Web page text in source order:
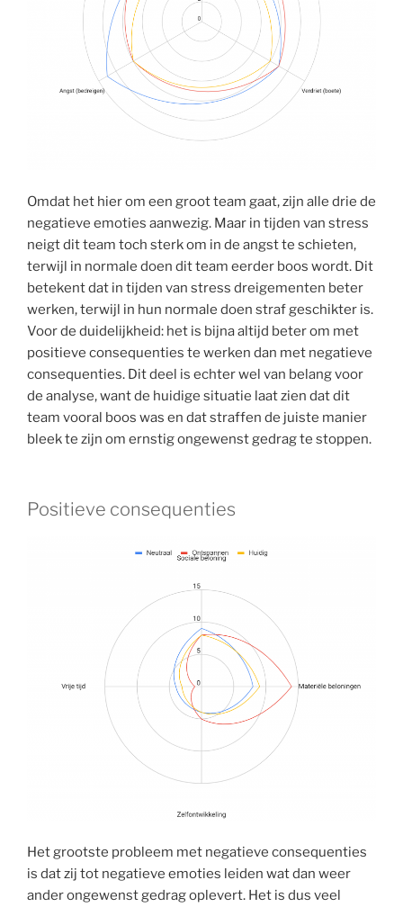
Omdat het hier om een groot team gaat, zijn alle drie de
negatieve emoties aanwezig. Maar in tijden van stress
neigt dit team toch sterk om in de angst te schieten,
terwijl in normale doen dit team eerder boos wordt. Dit
betekent dat in tijden van stress dreigementen beter
werken, terwijl in hun normale doen straf geschikter is.
Voor de duidelijkheid: het is bijna altijd beter om met
positieve consequenties te werken dan met negatieve
consequenties. Dit deel is echter wel van belang voor
de analyse, want de huidige situatie laat zien dat dit
team vooral boos was en dat straffen de juiste manier
bleek te zijn om ernstig ongewenst gedrag te stoppen.
Positieve consequenties
Het grootste probleem met negatieve consequenties
is dat zij tot negatieve emoties leiden wat dan weer
ander ongewenst gedrag oplevert. Het is dus veel